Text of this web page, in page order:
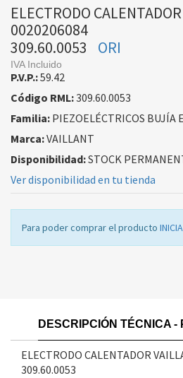
ELECTRODO
0020206084
309.60.0053
ORI
IVA Incluido
P.V.P.:59.42
Código RML:309.60.0053
Familia: PIEZOELÉCTRICOS BUJÍA
Marca:VAILLANT
Disponibilidad:STOCK
Ver disponibilidad en tu tienda
Para poder comprar el producto
DESCRIPCIÓN TÉCNICA -
ELECTRODO CALENTADOR
309.60.0053